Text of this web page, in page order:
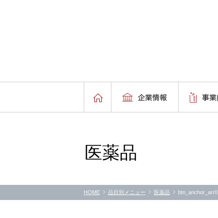
医薬品
HOME 品目別メニュー 医薬品